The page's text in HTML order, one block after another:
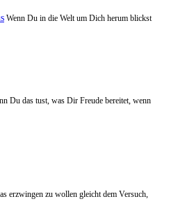
Wenn Du in die Welt um Dich herum blickst
Du das tust, was Dir Freude bereitet, wenn
erzwingen zu wollen gleicht dem Versuch,